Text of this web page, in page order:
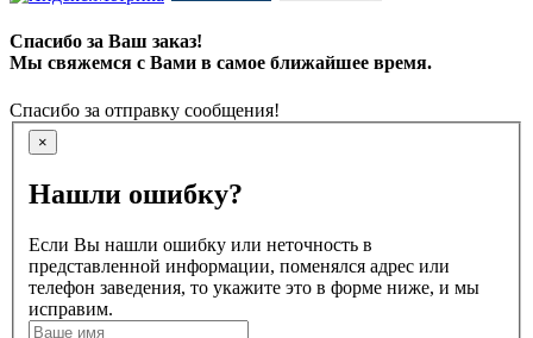
Спасибо за Ваш заказ!
Мы свяжемся с Вами в самое ближайшее время.
Спасибо за отправку сообщения!
×
Нашли ошибку?
Если Вы нашли ошибку или неточность в
представленной информации, поменялся адрес или
телефон заведения, то укажите это в форме ниже, и мы
исправим.